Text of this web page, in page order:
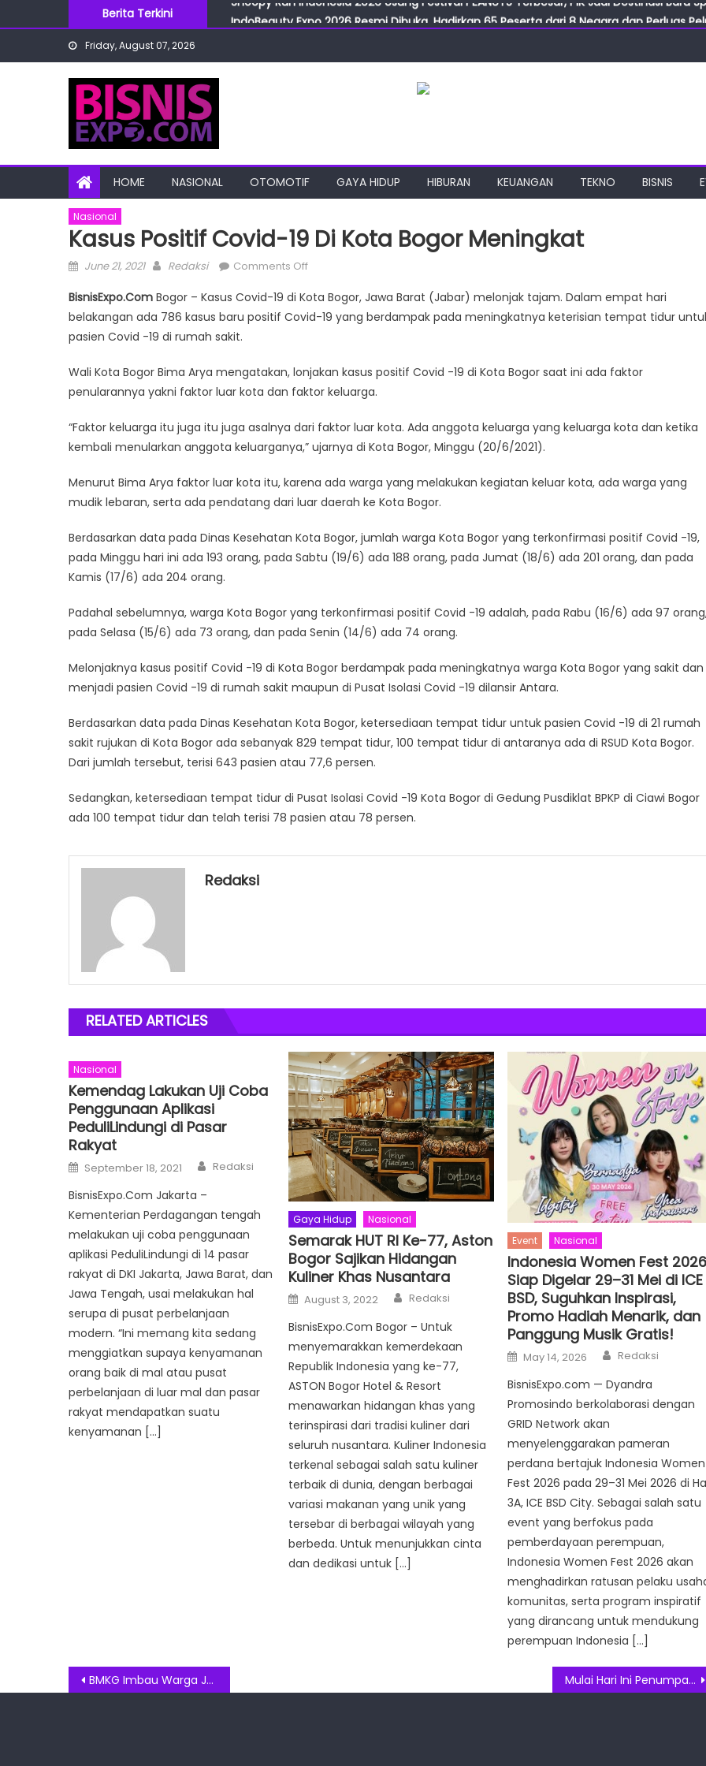
to
Berita Terkini
IndoBeauty Expo 2026 Resmi Dibuka, Hadirkan 65 Peserta dari 8 Negara dan Perluas
Snoopy Run Indonesia 2026 Usung Festival PEANUTS Terbesar, PIK Jadi Destinasi Baru
Friday, August 07, 2026
HOME NASIONAL OTOMOTIF GAYA HIDUP HIBURAN KEUANGAN TEKNO BISNIS
Nasional
Kasus Positif Covid-19 Di Kota Bogor Meningkat
Posted
June 21, 2021 Author
Redaksi Comments Offon
Positif
Covid-
Kota
Bogor
BisnisExpo.Com Bogor – Kasus Covid-19 di Kota Bogor, Jawa Barat (Jabar) melonjak tajam. Dalam empat hari
belakangan ada 786 kasus baru positif Covid-19 yang berdampak pada meningkatnya keterisian tempat tidur
pasien Covid -19 di rumah sakit.
Wali Kota Bogor Bima Arya mengatakan, lonjakan kasus positif Covid -19 di Kota Bogor saat ini ada faktor
penularannya yakni faktor luar kota dan faktor keluarga.
“Faktor keluarga itu juga itu juga asalnya dari faktor luar kota. Ada anggota keluarga yang keluarga kota dan ketika
kembali menularkan anggota keluarganya,” ujarnya di Kota Bogor, Minggu (20/6/2021).
Menurut Bima Arya faktor luar kota itu, karena ada warga yang melakukan kegiatan keluar kota, ada warga yang
mudik lebaran, serta ada pendatang dari luar daerah ke Kota Bogor.
Berdasarkan data pada Dinas Kesehatan Kota Bogor, jumlah warga Kota Bogor yang terkonfirmasi positif Covid -19,
pada Minggu hari ini ada 193 orang, pada Sabtu (19/6) ada 188 orang, pada Jumat (18/6) ada 201 orang, dan pada
Kamis (17/6) ada 204 orang.
Padahal sebelumnya, warga Kota Bogor yang terkonfirmasi positif Covid -19 adalah, pada Rabu (16/6) ada 97
pada Selasa (15/6) ada 73 orang, dan pada Senin (14/6) ada 74 orang.
Melonjaknya kasus positif Covid -19 di Kota Bogor berdampak pada meningkatnya warga Kota Bogor yang sakit dan
menjadi pasien Covid -19 di rumah sakit maupun di Pusat Isolasi Covid -19 dilansir Antara.
Berdasarkan data pada Dinas Kesehatan Kota Bogor, ketersediaan tempat tidur untuk pasien Covid -19 di 21 rumah
sakit rujukan di Kota Bogor ada sebanyak 829 tempat tidur, 100 tempat tidur di antaranya ada di RSUD Kota Bogor.
Dari jumlah tersebut, terisi 643 pasien atau 77,6 persen.
Sedangkan, ketersediaan tempat tidur di Pusat Isolasi Covid -19 Kota Bogor di Gedung Pusdiklat BPKP di Ciawi Bogor
ada 100 tempat tidur dan telah terisi 78 pasien atau 78 persen.
Redaksi
RELATED ARTICLES
Nasional
Kemendag Lakukan Uji Coba
Penggunaan Aplikasi
PeduliLindungi di Pasar
Rakyat
Posted
on
September 18, 2021 Author
Redaksi
BisnisExpo.Com Jakarta –
Kementerian Perdagangan tengah
melakukan uji coba penggunaan
aplikasi PeduliLindungi di 14 pasar
rakyat di DKI Jakarta, Jawa Barat, dan
Jawa Tengah, usai melakukan hal
serupa di pusat perbelanjaan
modern. “Ini memang kita sedang
menggiatkan supaya kenyamanan
orang baik di mal atau pusat
perbelanjaan di luar mal dan pasar
rakyat mendapatkan suatu
kenyamanan […]
Gaya Hidup Nasional
Semarak HUT RI Ke-77, Aston
Bogor Sajikan Hidangan
Kuliner Khas Nusantara
Posted
on
August 3, 2022 Author
Redaksi
BisnisExpo.Com Bogor – Untuk
menyemarakkan kemerdekaan
Republik Indonesia yang ke-77,
ASTON Bogor Hotel & Resort
menawarkan hidangan khas yang
terinspirasi dari tradisi kuliner dari
seluruh nusantara. Kuliner Indonesia
terkenal sebagai salah satu kuliner
terbaik di dunia, dengan berbagai
variasi makanan yang unik yang
tersebar di berbagai wilayah yang
berbeda. Untuk menunjukkan cinta
dan dedikasi untuk […]
Event Nasional
Indonesia Women Fest
Siap Digelar 29–31 Mei di ICE
BSD, Suguhkan Inspirasi,
Promo Hadiah Menarik, dan
Panggung Musik Gratis!
Posted
on
May 14, 2026 Author
Redaksi
BisnisExpo.com — Dyandra
Promosindo berkolaborasi dengan
GRID Network akan
menyelenggarakan pameran
perdana bertajuk Indonesia Women
Fest 2026 pada 29–31 Mei 2026 di
3A, ICE BSD City. Sebagai salah satu
event yang berfokus pada
pemberdayaan perempuan,
Indonesia Women Fest 2026 akan
menghadirkan ratusan pelaku
komunitas, serta program inspiratif
yang dirancang untuk mendukung
perempuan Indonesia […]
Post
BMKG Imbau Warga Jakarta Waspadai Cuaca Hari ini Mulai Hari Ini Penumpang KRL Akan Dites Antigen Secara Acak